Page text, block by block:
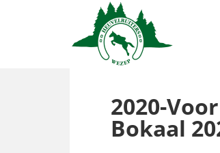
2020-
Bokaal